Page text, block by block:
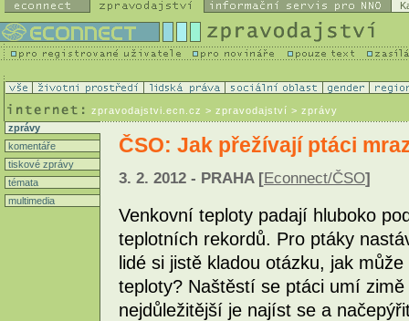
zpravodajstvi.ecn.cz > zpravodajství > zprávy
zprávy
komentáře
tiskové zprávy
témata
multimedia
ČSO: Jak přežívají ptáci
3. 2. 2012 - PRAHA [Econnect/ČSO]
Venkovní teploty padají hluboko
teplotních rekordů. Pro ptáky
lidé si jistě kladou otázku, jak
teploty? Naštěstí se ptáci umí
nejdůležitější je najíst se a